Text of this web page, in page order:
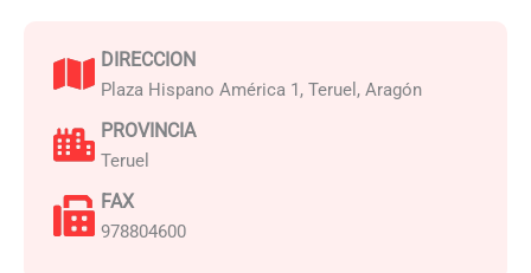
DIRECCION
Plaza Hispano América 1, Teruel, Aragón
PROVINCIA
Teruel
FAX
978804600